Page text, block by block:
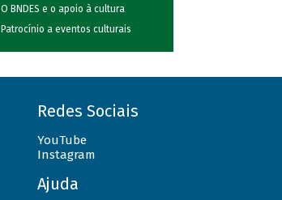
O BNDES e o apoio à cultura
Patrocínio a eventos culturais
Redes Sociais
YouTube
Instagram
Ajuda